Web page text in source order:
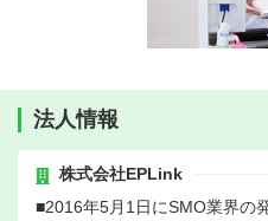
法人情報
株式会社EPLink
■2016年5月1日にSMO業界の